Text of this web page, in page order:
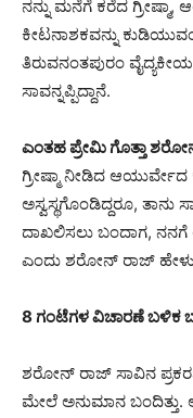
ನನ್ನು ಮನೆಗೆ ಕರೆದ
ಕೀಟನಾಶಕವನ್ನು
ತಿರುವನಂತಪುರಂ
ಸಾವನ್ನಪ್ಪಿದ್ದಾನೆ.
ಎಂತಹ ಪ್ರೇಮಿ ಗೊತ್ತಾ
ಗ್ರೀಷ್ಮಾ ನೀಡಿದ
ಅಸ್ವಸ್ಥಗೊಂಡಿದ್ದರೂ,
ದಾಖಲಿಸಲು ಬಂದಾಗ,
ಎಂದು ಶರೋನ್ ರಾಜ್
8 ಗಂಟೆಗಳ ವಿಚಾರಣೆ ಬಳಿಕ
ಶರೋನ್ ರಾಜ್ ಸಾವಿನ
ಮೇಲೆ ಅನುಮಾನ